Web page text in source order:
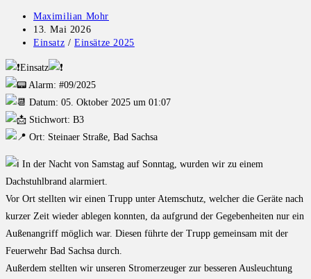
Maximilian Mohr
13. Mai 2026
Einsatz / Einsätze 2025
Einsatz
Alarm: #09/2025
Datum: 05. Oktober 2025 um 01:07
Stichwort: B3
Ort: Steinaer Straße, Bad Sachsa
In der Nacht von Samstag auf Sonntag, wurden wir zu einem
Dachstuhlbrand alarmiert.
Vor Ort stellten wir einen Trupp unter Atemschutz, welcher die Geräte nach
kurzer Zeit wieder ablegen konnten, da aufgrund der Gegebenheiten nur ein
Außenangriff möglich war. Diesen führte der Trupp gemeinsam mit der
Feuerwehr Bad Sachsa durch.
Außerdem stellten wir unseren Stromerzeuger zur besseren Ausleuchtung